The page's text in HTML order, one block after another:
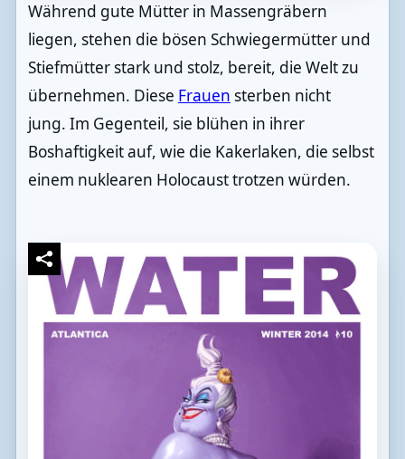
Während gute Mütter in Massengräbern
liegen, stehen die bösen Schwiegermütter und
Stiefmütter stark und stolz, bereit, die Welt zu
übernehmen. Diese Frauen sterben nicht
jung. Im Gegenteil, sie blühen in ihrer
Boshaftigkeit auf, wie die Kakerlaken, die selbst
einem nuklearen Holocaust trotzen würden.